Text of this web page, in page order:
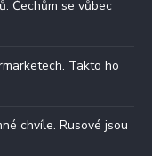
Čechům se vůbec
Takto ho
chvíle. Rusové jsou